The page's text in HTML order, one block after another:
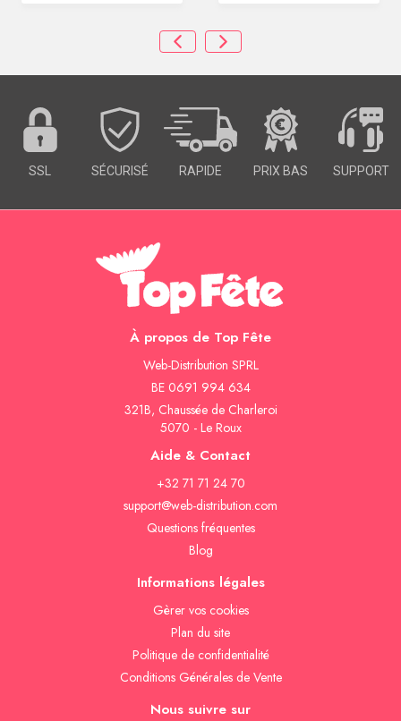
SSL SÉCURISÉ RAPIDE PRIX BAS SUPPORT
À propos de Top Fête
Web-Distribution SPRL
BE 0691 994 634
321B, Chaussée de Charleroi
5070 - Le Roux
Aide & Contact
+32 71 71 24 70
support@web-distribution.com
Questions fréquentes
Blog
Informations légales
Gèrer vos cookies
Plan du site
Politique de confidentialité
Conditions Générales de Vente
Nous suivre sur